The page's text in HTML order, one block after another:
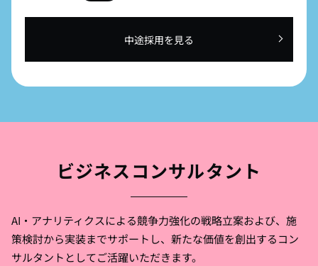
中途採用を見る
ビジネスコンサルタント
AI・アナリティクスによる競争力強化の戦略立案および、施
策検討から実装までサポートし、 新たな価値を創出するコン
サルタントとしてご活躍いただきます。